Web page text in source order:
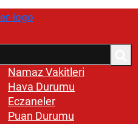
Namaz Vakitleri
Hava Durumu
Eczaneler
Puan Durumu